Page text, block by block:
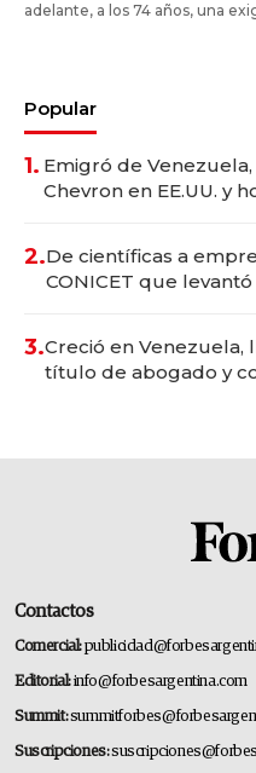
adelante, a los 74 años, una
Popular
1. Emigró de
Chevron en EE.UU. y
2.De científicas a
CONICET que
3.Creció en Venezuela,
título de abogado y
Contactos
Comercial:
Editorial:info@forbesargentina.com
Summit:
Suscripciones: